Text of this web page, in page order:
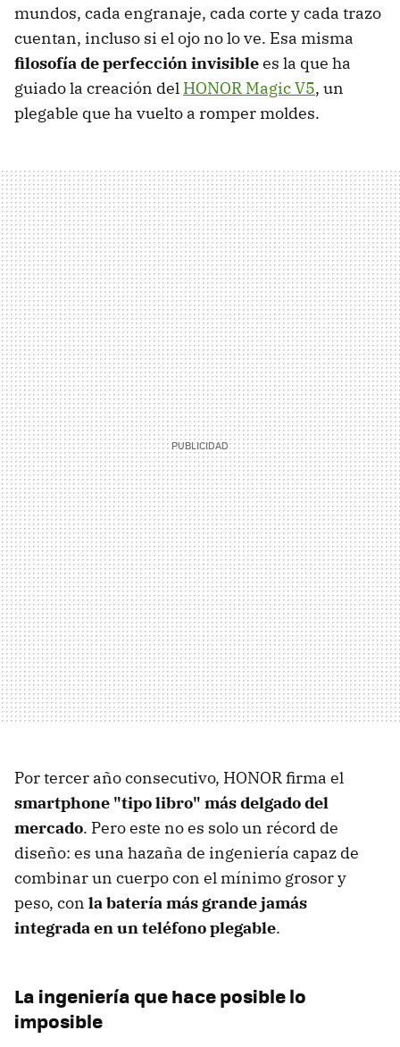
mundos, cada engranaje, cada corte y cada trazo
cuentan, incluso si el ojo no lo ve. Esa misma
filosofía de perfección invisiblees la que ha
guiado la creación del HONOR Magic V5, un
plegable que ha vuelto a romper moldes.
Por tercer año consecutivo, HONOR firma el
smartphone "tipo libro" más delgado del
mercado. Pero este no es solo un récord de
diseño: es una hazaña de ingeniería capaz de
combinar un cuerpo con el mínimo grosor y
peso, con la batería más grande jamás
integrada en un teléfono plegable.
La ingeniería que hace posible lo
imposible